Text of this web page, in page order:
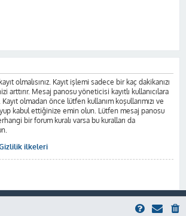
olmalısınız. Kayıt işlemi sadece bir kaç dakikanızı
arttırır. Mesaj panosu yöneticisi kayıtlı kullanıcılara
olmadan önce lütfen kullanım koşullarımızı ve
kabul ettiğinize emin olun. Lütfen mesaj panosu
bir forum kuralı varsa bu kuralları da
ilkeleri